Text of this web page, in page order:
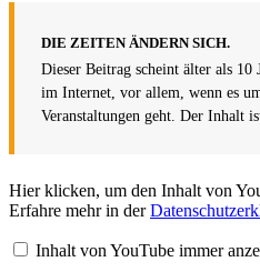
DIE ZEITEN ÄNDERN SICH.
Dieser Beitrag scheint älter als 10
im Internet, vor allem, wenn es
Veranstaltungen geht. Der Inhalt
„NEU!
Restaurant
"SPICES
Küchen
Hier klicken, um den Inhalt von
Erfahre mehr in der
Inhalt von YouTube immer